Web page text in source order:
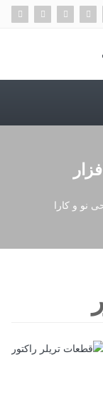
نو و کارا